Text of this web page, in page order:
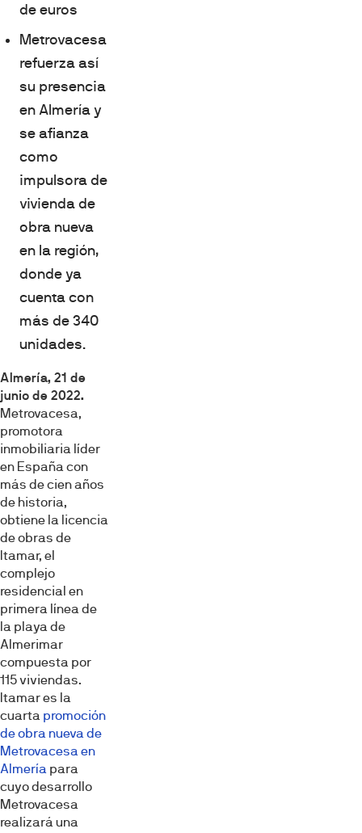
de euros
Metrovacesa
refuerza así
su presencia
en Almería y
se afianza
como
impulsora de
vivienda de
obra nueva
en la región,
donde ya
cuenta con
más de 340
unidades.
Almería, 21 de
junio de 2022.
Metrovacesa,
promotora
inmobiliaria líder
en España con
más de cien años
de historia,
obtiene la licencia
de obras de
Itamar, el
complejo
residencial en
primera línea de
la playa de
Almerimar
compuesta por
115 viviendas.
Itamar es la
cuarta promoción
de obra nueva de
Metrovacesa en
Almería para
cuyo desarrollo
Metrovacesa
realizará una